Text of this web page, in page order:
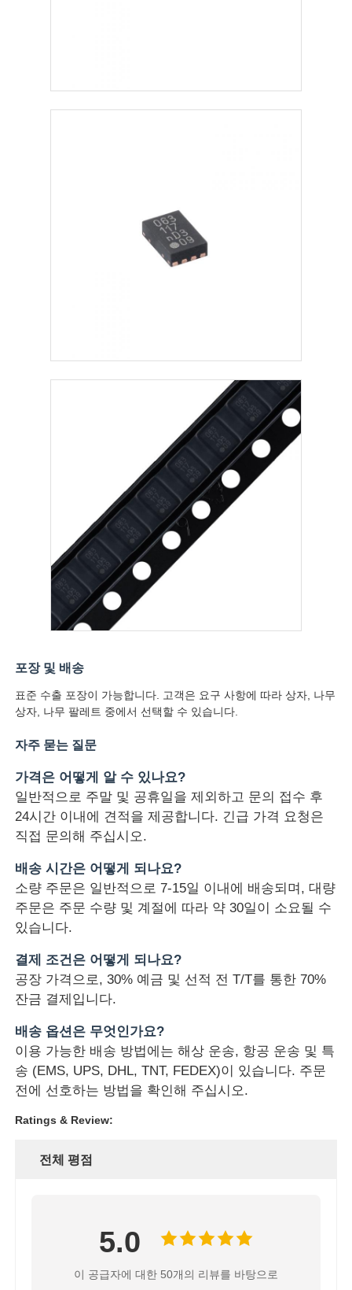
PSRAM칩
GPS 모듈
무선 주파수 모듈
전원 모듈
통신 안테나
커넥터
전력 관리 칩
포장 및 배송
표준 수출 포장이 가능합니다. 고객은 요구 사항에 따라 상자, 나무
상자, 나무 팔레트 중에서 선택할 수 있습니다.
자주 묻는 질문
가격은 어떻게 알 수 있나요?
일반적으로 주말 및 공휴일을 제외하고 문의 접수 후
24시간 이내에 견적을 제공합니다. 긴급 가격 요청은
직접 문의해 주십시오.
배송 시간은 어떻게 되나요?
소량 주문은 일반적으로 7-15일 이내에 배송되며, 대량
주문은 주문 수량 및 계절에 따라 약 30일이 소요될 수
있습니다.
결제 조건은 어떻게 되나요?
공장 가격으로, 30% 예금 및 선적 전 T/T를 통한 70%
잔금 결제입니다.
배송 옵션은 무엇인가요?
이용 가능한 배송 방법에는 해상 운송, 항공 운송 및 특
송 (EMS, UPS, DHL, TNT, FEDEX)이 있습니다. 주문
전에 선호하는 방법을 확인해 주십시오.
Ratings & Review:
전체 평점
5.0
이 공급자에 대한 50개의 리뷰를 바탕으로